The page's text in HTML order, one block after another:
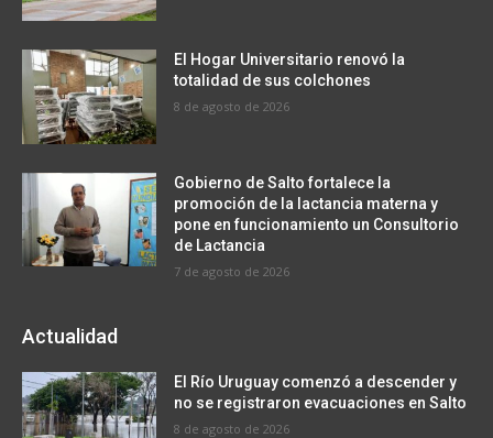
El Hogar Universitario renovó la
totalidad de sus colchones
8 de agosto de 2026
Gobierno de Salto fortalece la
promoción de la lactancia materna y
pone en funcionamiento un Consultorio
de Lactancia
7 de agosto de 2026
Actualidad
El Río Uruguay comenzó a descender y
no se registraron evacuaciones en Salto
8 de agosto de 2026